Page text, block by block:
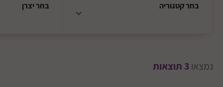
בחרקטגוריה בחריצרן
נמצאו3 תוצאות